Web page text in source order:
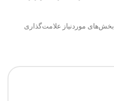
بخش‌های موردنیاز علامت‌گذاری